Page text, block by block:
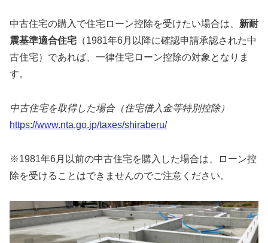
中古住宅の購入で住宅ローン控除を受けたい場合は、 新耐
震基準適合住宅 （1981年6月以降に確認申請承認された中
古住宅）であれば、一律住宅ローン控除の対象となりま
す。
中古住宅を取得した場合（住宅借入金等特別控除）
https://www.nta.go.jp/taxes/shiraberu/
※1981年6月以前の中古住宅を購入した場合は、ローン控
除を受けることはできませんのでご注意ください。